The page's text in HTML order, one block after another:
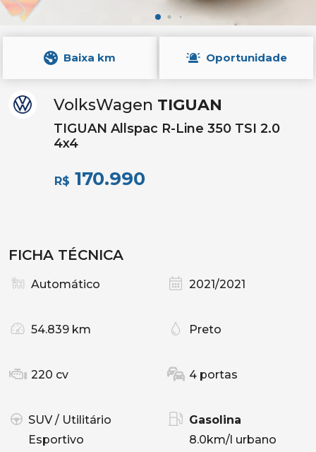
Baixa km Oportunidade
VolksWagen TIGUAN
TIGUAN Allspac R-Line 350 TSI 2.0
4x4
R$ 170.990
FICHA TÉCNICA
Automático 2021/2021
54.839 km Preto
220 cv 4 portas
SUV / Utilitário
Esportivo
Gasolina
8.0km/l urbano